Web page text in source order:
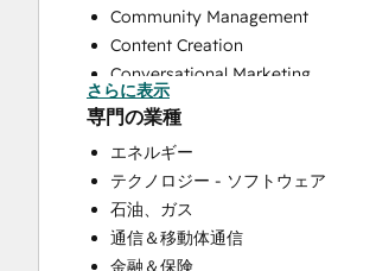
Community Management
Content Creation
Conversational Marketing
CRM Implementation
CRM Migration
Custom API Integrations
Customer Marketing
Customer Success Training
Customer Support Training
さらに表示
専門の業種
エネルギー
テクノロジー - ソフトウェア
石油、ガス
通信＆移動体通信
金融＆保険